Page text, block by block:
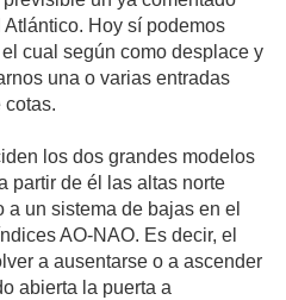
Hoy sí podemos
cual según como desplace y
una o varias entradas
cotas.
los dos grandes modelos
partir de él las altas norte
un sistema de bajas en el
AO-NAO. Es decir, el
a ausentarse o a ascender
abierta la puerta a